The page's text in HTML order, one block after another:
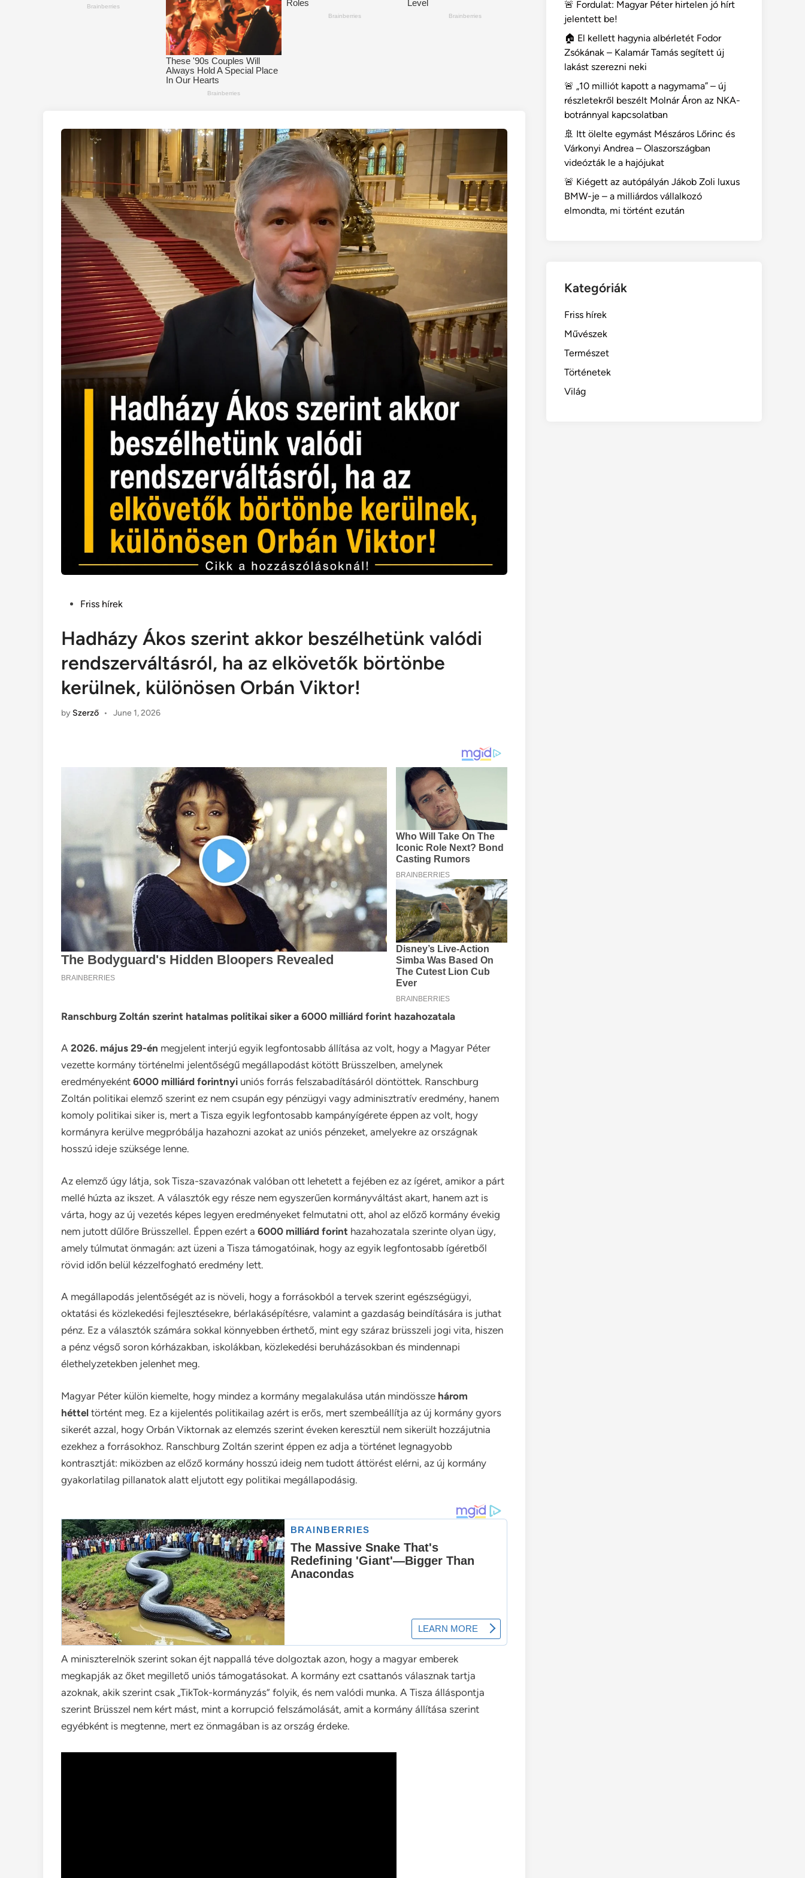
PostedFriss hírek
Hadházy Ákos szerint akkor beszélhetünk valódi
rendszerváltásról, ha az elkövetők börtönbe
kerülnek, különösen Orbán Viktor!
by Szerző • June 1, 2026
Ranschburg Zoltán szerint hatalmas politikai siker a 6000 milliárd forint hazahozatala
A 2026. május 29-én megjelent interjú egyik legfontosabb állítása az volt, hogy a Magyar Péter
vezette kormány történelmi jelentőségű megállapodást kötött Brüsszelben, amelynek
eredményeként 6000 milliárd forintnyi uniós forrás felszabadításáról döntöttek. Ranschburg
Zoltán politikai elemző szerint ez nem csupán egy pénzügyi vagy adminisztratív eredmény, hanem
komoly politikai siker is, mert a Tisza egyik legfontosabb kampányígérete éppen az volt, hogy
kormányra kerülve megpróbálja hazahozni azokat az uniós pénzeket, amelyekre az országnak
hosszú ideje szüksége lenne.
Az elemző úgy látja, sok Tisza-szavazónak valóban ott lehetett a fejében ez az ígéret, amikor a párt
mellé húzta az ikszet. A választók egy része nem egyszerűen kormányváltást akart, hanem azt is
várta, hogy az új vezetés képes legyen eredményeket felmutatni ott, ahol az előző kormány évekig
nem jutott dűlőre Brüsszellel. Éppen ezért a 6000 milliárd forint hazahozatala szerinte olyan ügy,
amely túlmutat önmagán: azt üzeni a Tisza támogatóinak, hogy az egyik legfontosabb ígéretből
rövid időn belül kézzelfogható eredmény lett.
A megállapodás jelentőségét az is növeli, hogy a forrásokból a tervek szerint egészségügyi,
oktatási és közlekedési fejlesztésekre, bérlakásépítésre, valamint a gazdaság beindítására is juthat
pénz. Ez a választók számára sokkal könnyebben érthető, mint egy száraz brüsszeli jogi vita, hiszen
a pénz végső soron kórházakban, iskolákban, közlekedési beruházásokban és mindennapi
élethelyzetekben jelenhet meg.
Magyar Péter külön kiemelte, hogy mindez a kormány megalakulása után mindössze három
héttel történt meg. Ez a kijelentés politikailag azért is erős, mert szembeállítja az új kormány gyors
sikerét azzal, hogy Orbán Viktornak az elemzés szerint éveken keresztül nem sikerült hozzájutnia
ezekhez a forrásokhoz. Ranschburg Zoltán szerint éppen ez adja a történet legnagyobb
kontrasztját: miközben az előző kormány hosszú ideig nem tudott áttörést elérni, az új kormány
gyakorlatilag pillanatok alatt eljutott egy politikai megállapodásig.
A miniszterelnök szerint sokan éjt nappallá téve dolgoztak azon, hogy a magyar emberek
megkapják az őket megillető uniós támogatásokat. A kormány ezt csattanós válasznak tartja
azoknak, akik szerint csak „TikTok-kormányzás” folyik, és nem valódi munka. A Tisza álláspontja
szerint Brüsszel nem kért mást, mint a korrupció felszámolását, amit a kormány állítása szerint
egyébként is megtenne, mert ez önmagában is az ország érdeke.
🚨 Fordulat: Magyar Péter hirtelen jó hírt
jelentett be!
🏠 El kellett hagynia albérletét Fodor
Zsókának – Kalamár Tamás segített új
lakást szerezni neki
🚨 „10 milliót kapott a nagymama” – új
részletekről beszélt Molnár Áron az NKA-
botránnyal kapcsolatban
🚢 Itt ölelte egymást Mészáros Lőrinc és
Várkonyi Andrea – Olaszországban
videózták le a hajójukat
🚨 Kiégett az autópályán Jákob Zoli luxus
BMW-je – a milliárdos vállalkozó
elmondta, mi történt ezután
Kategóriák
Friss hírek
Művészek
Természet
Történetek
Világ